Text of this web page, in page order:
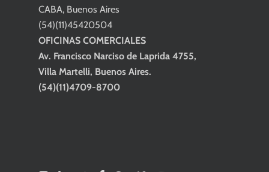
CABA, Buenos Aires
(54)(11)45420504
OFICINAS COMERCIALES
Av. Francisco Narciso de Laprida 4755,
Villa Martelli, Buenos Aires.
(54)(11)4709-8700